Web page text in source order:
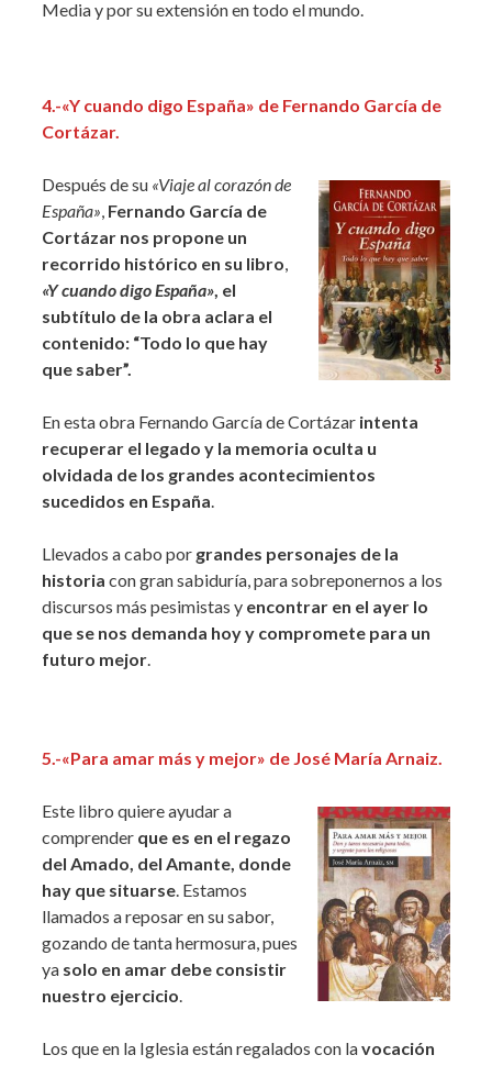
Media y por su extensión en todo el mundo.
4.-«Y cuando digo España» de Fernando García de
Cortázar.
Después de su «Viaje al corazón de
España», Fernando García de
Cortázar nos propone un
recorrido histórico en su libro,
«Y cuando digo España», el
subtítulo de la obra aclara el
contenido: “Todo lo que hay
que saber”.
En esta obra Fernando García de Cortázar intenta
recuperar el legado y la memoria oculta u
olvidada de los grandes acontecimientos
sucedidos en España.
Llevados a cabo por grandes personajes de la
historia con gran sabiduría, para sobreponernos a los
discursos más pesimistas y encontrar en el ayer lo
que se nos demanda hoyy compromete para un
futuro mejor.
5.-«Para amar más y mejor» de José María Arnaiz.
Este libro quiere ayudar a
comprender que es en el regazo
del Amado, del Amante, donde
hay que situarse. Estamos
llamados a reposar en su sabor,
gozando de tanta hermosura, pues
ya solo en amar debe consistir
nuestro ejercicio.
Los que en la Iglesia están regalados con lavocación